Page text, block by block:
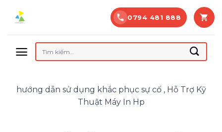
0794 481 888
Tìm
kiếm:
hướng dẫn sử dụng khắc phục sự cố , Hỗ Trợ Kỹ
Thuật Máy In Hp